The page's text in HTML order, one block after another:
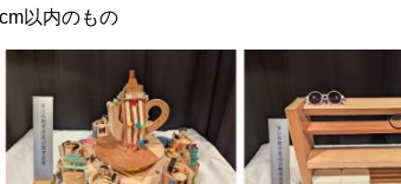
以内のもの